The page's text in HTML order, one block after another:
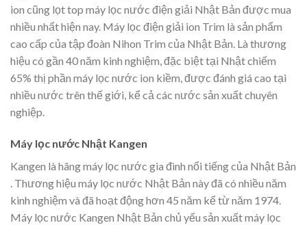
ion cũng lọt top máy lọc nước điện giải Nhật Bản được mua
nhiều nhất hiện nay. Máy lọc điện giải ion Trim là sản phẩm
cao cấp của tập đoàn Nihon Trim của Nhật Bản. Là thương
hiệu có gần 40 năm kinh nghiệm, đặc biệt tại Nhật chiếm
65% thị phần máy lọc nước ion kiềm, được đánh giá cao tại
nhiều nước trên thế giới, kể cả các nước sản xuất chuyên
nghiệp.
Máy lọc nước Nhật Kangen
Kangen là hãng máy lọc nước gia đình nổi tiếng của Nhật Bản
. Thương hiệu máy lọc nước Nhật Bản này đã có nhiều năm
kinh nghiệm và đã hoạt động hơn 45 năm kể từ năm 1974.
Máy lọc nước Kangen Nhật Bản chủ yếu sản xuất máy lọc